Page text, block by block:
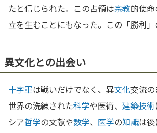
たと信じられた。この占領は宗教的使
立を生むことにもなった。この「勝利
異文化との出会い
十字軍は戦いだけでなく、異文化交流の
世界の洗練された科学や医術、 建築技術
シア哲学の文献や数学、 医学の知識は